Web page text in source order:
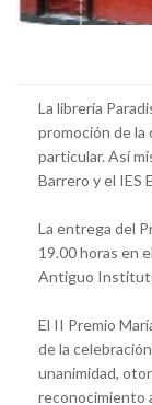
La librería
promoción de
particular. Así
Barrero y el IES
La entrega del
19.00 horas en
Antiguo
El II Premio
de la
unanimidad,
reconocimiento